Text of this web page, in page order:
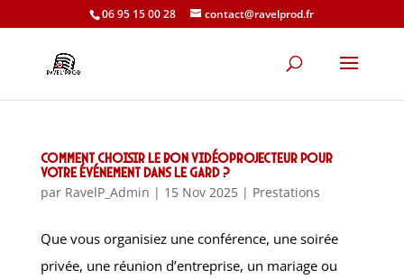
06 95 15 00 28 contact@ravelprod.fr
Comment choisir le bon vidéoprojecteur pour
votre événement dans le Gard ?
par RavelP_Admin | 15 Nov 2025| Prestations
Que vous organisiez une conférence, une soirée
privée, une réunion d’entreprise, un mariage ou